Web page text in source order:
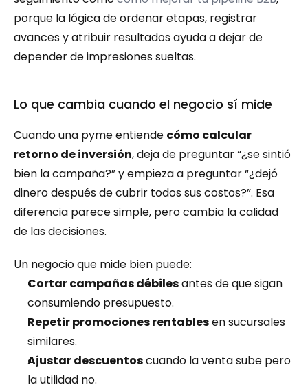
porque la lógica de ordenar etapas, registrar
avances y atribuir resultados ayuda a dejar de
depender de impresiones sueltas.
Lo que cambia cuando el negocio sí mide
Cuando una pyme entiende cómo calcular
retorno de inversión, deja de preguntar “¿se sintió
bien la campaña?” y empieza a preguntar “¿dejó
dinero después de cubrir todos sus costos?”. Esa
diferencia parece simple, pero cambia la calidad
de las decisiones.
Un negocio que mide bien puede:
Cortar campañas débiles antes de que sigan
consumiendo presupuesto.
Repetir promociones rentables en sucursales
similares.
Ajustar descuentos cuando la venta sube pero
la utilidad no.